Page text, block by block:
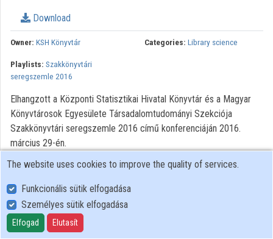
Contributors
Download
Owner: KSH Könyvtár Categories: Library science
Playlists: Szakkönyvtári
seregszemle 2016
Elhangzott a Központi Statisztikai Hivatal Könyvtár és a Magyar
Könyvtárosok Egyesülete Társadalomtudományi Szekciója
Szakkönyvtári seregszemle 2016 című konferenciáján 2016.
március 29-én.
Minden jog fenntartva.
User Policy
Adatkezelési tájékoztató (en)
Cookie Policy
The website uses cookies to improve the quality of services.
Funkcionális sütik elfogadása
Személyes sütik elfogadása
Elfogad Elutasít